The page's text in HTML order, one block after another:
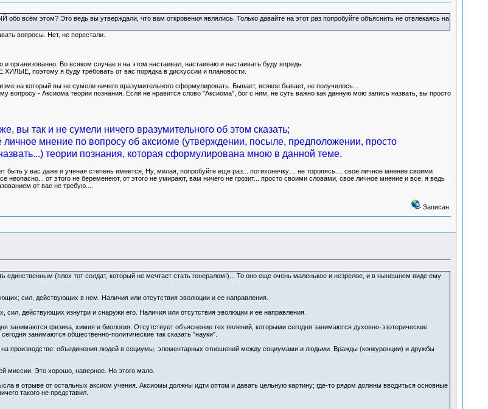
всём этом? Это ведь вы утверждали, что вам откровения являлись. Только давайте на этот раз попробуйте объяснить не отвлекаясь на
вопросы. Нет, не перестали.
организованно. Во всяком случае я на этом настаивал, настаиваю и настаивать буду впредь.
поэтому я буду требовать от вас порядка в дискуссии и плановости.
на который вы не сумели ничего вразумительного сформулировать. Бывает, всякое бывает, не получилось...
вопросу - Аксиома теории познания. Если не нравится слово "Аксиома", бог с ним, не суть важно как данную мою запись назвать, вы просто
вы так и не сумели ничего вразумительного об этом сказать;
мнение по вопросу об аксиоме (утверждении, посыле, предположении, просто
теории познания, которая сформулирована мною в данной теме.
быть у вас даже и ученая степень имеется, Ну, милая, попробуйте еще раз... потихонечку.... не торопясь.... свое личное мнение своими
неопасно... от этого не беременеют, от этого не умирают, вам ничего не грозит... просто своими словами, свое личное мнение и все, я ведь
от вас не требую....
Записан
единственным (плох тот солдат, который не мечтает стать генералом!)... То оно еще очень маленькое и незрелое, и в нынешнем виде ему
сил, действующих в нем. Наличия или отсутствия эволюции и ее направления.
сил, действующих изнутри и снаружи его. Наличия или отсутствия эволюции и ее направления.
занимаются физика, химия и биология. Отсутствует объяснение тех явлений, которыми сегодня занимаются духовно-эзотерические
занимаются общественно-политические так сказать "науки".
на производстве: объединения людей в социумы, элементарных отношений между социумами и людьми. Вражды (конкуренции) и дружбы
миссии. Это хорошо, наверное. Но этого мало.
в отрыве от остальных аксиом учения. Аксиомы должны идти оптом и давать цельную картину; где-то рядом должны вводиться основные
такого не представил.